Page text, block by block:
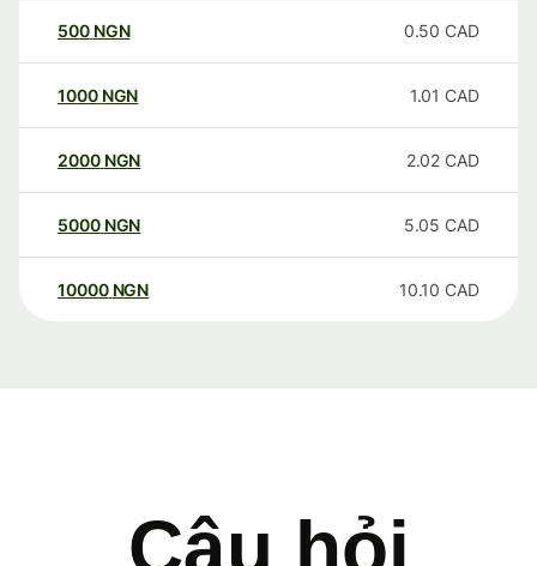
500 NGN 0.50 CAD
1000 NGN 1.01 CAD
2000 NGN 2.02 CAD
5000 NGN 5.05 CAD
10000 NGN 10.10 CAD
Câu hỏi